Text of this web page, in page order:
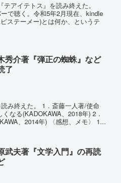
アイテトス』を読み終えた。
で聴く。令和5年2月現在、kindle
ステーメー)とは何か、というテ
秀介著『弾正の蜘蛛』など
了
み終えた。 1．斎藤一人著/使命
なる(KADOKAWA、2018年) 2．
、2014年) 〈感想、メモ〉 1...
武夫著『文学入門』の再読